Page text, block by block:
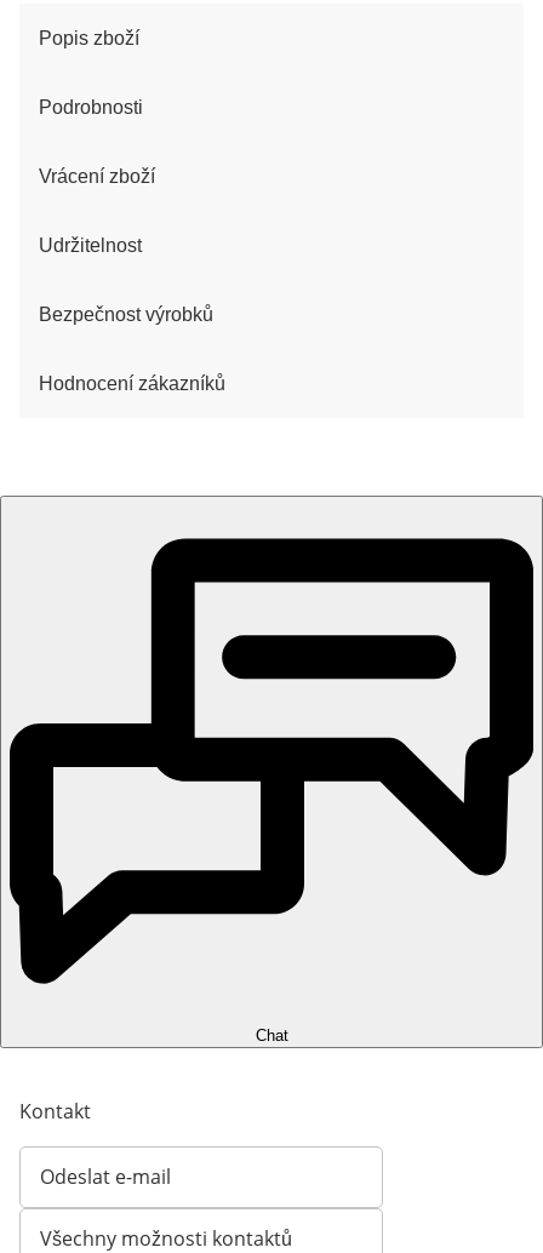
Popis zboží
Podrobnosti
Vrácení zboží
Udržitelnost
Bezpečnost výrobků
Hodnocení zákazníků
Chat
Kontakt
Odeslat e-mail
Otevírá e-mailového klienta
Všechny možnosti kontaktů